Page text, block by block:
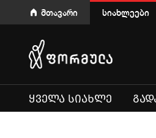
მთავარი სიახლეები
ᲧᲕᲔᲚᲐ ᲡᲘᲐᲮᲚᲔ